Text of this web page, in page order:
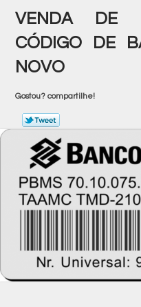
VENDA DE
CÓDIGO DE
NOVO
Gostou? compartilhe!